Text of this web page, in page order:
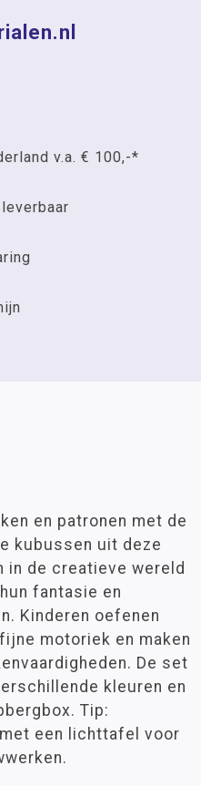
v.a. € 100,-*
en patronen met de
kubussen uit deze
in de creatieve wereld
fantasie en
Kinderen oefenen
motoriek en maken
De set
kleuren en
Tip:
een lichttafel voor